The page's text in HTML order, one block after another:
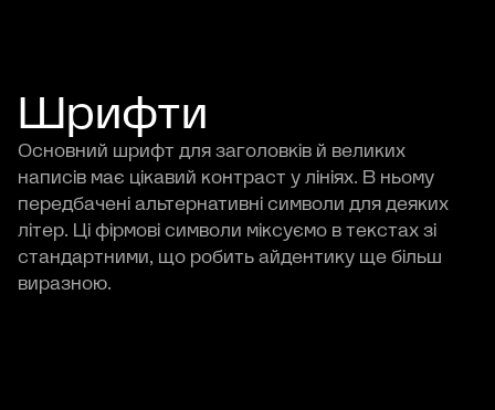
Шрифти
Основний шрифт для заголовків й великих
написів має цікавий контраст у лініях. В ньому
передбачені альтернативні символи для деяких
літер. Ці фірмові символи міксуємо в текстах зі
стандартними, що робить айдентику ще більш
виразною.